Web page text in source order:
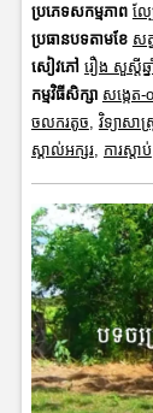
ប្រភេទសកម្មភាព ល្ប
ប្រធានបទតាមខែ សត្
សៀវភៅ រឿង សួស្តីឆ្ន
កម្មវិធីសិក្សា សង្កេត-
ចលករតូច វិទ្យាសាស្
ស្គាល់អក្សរ, ការស្តាប់